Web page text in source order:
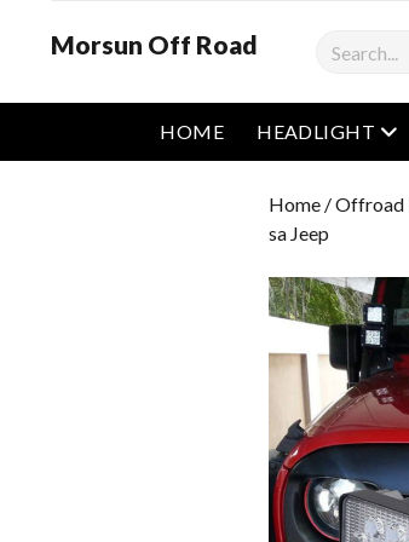
Morsun Off Road Maghanap
HOME HEADLIGHT
Home /Offroad
sa Jeep